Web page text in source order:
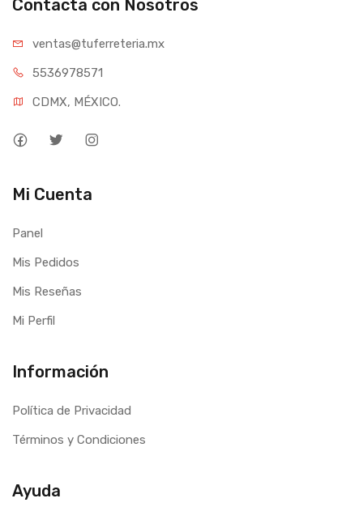
Contacta con Nosotros
ventas@tuferreteria.mx
5536978571
CDMX, MÉXICO.
Mi Cuenta
Panel
Mis Pedidos
Mis Reseñas
Mi Perfil
Información
Política de Privacidad
Términos y Condiciones
Ayuda